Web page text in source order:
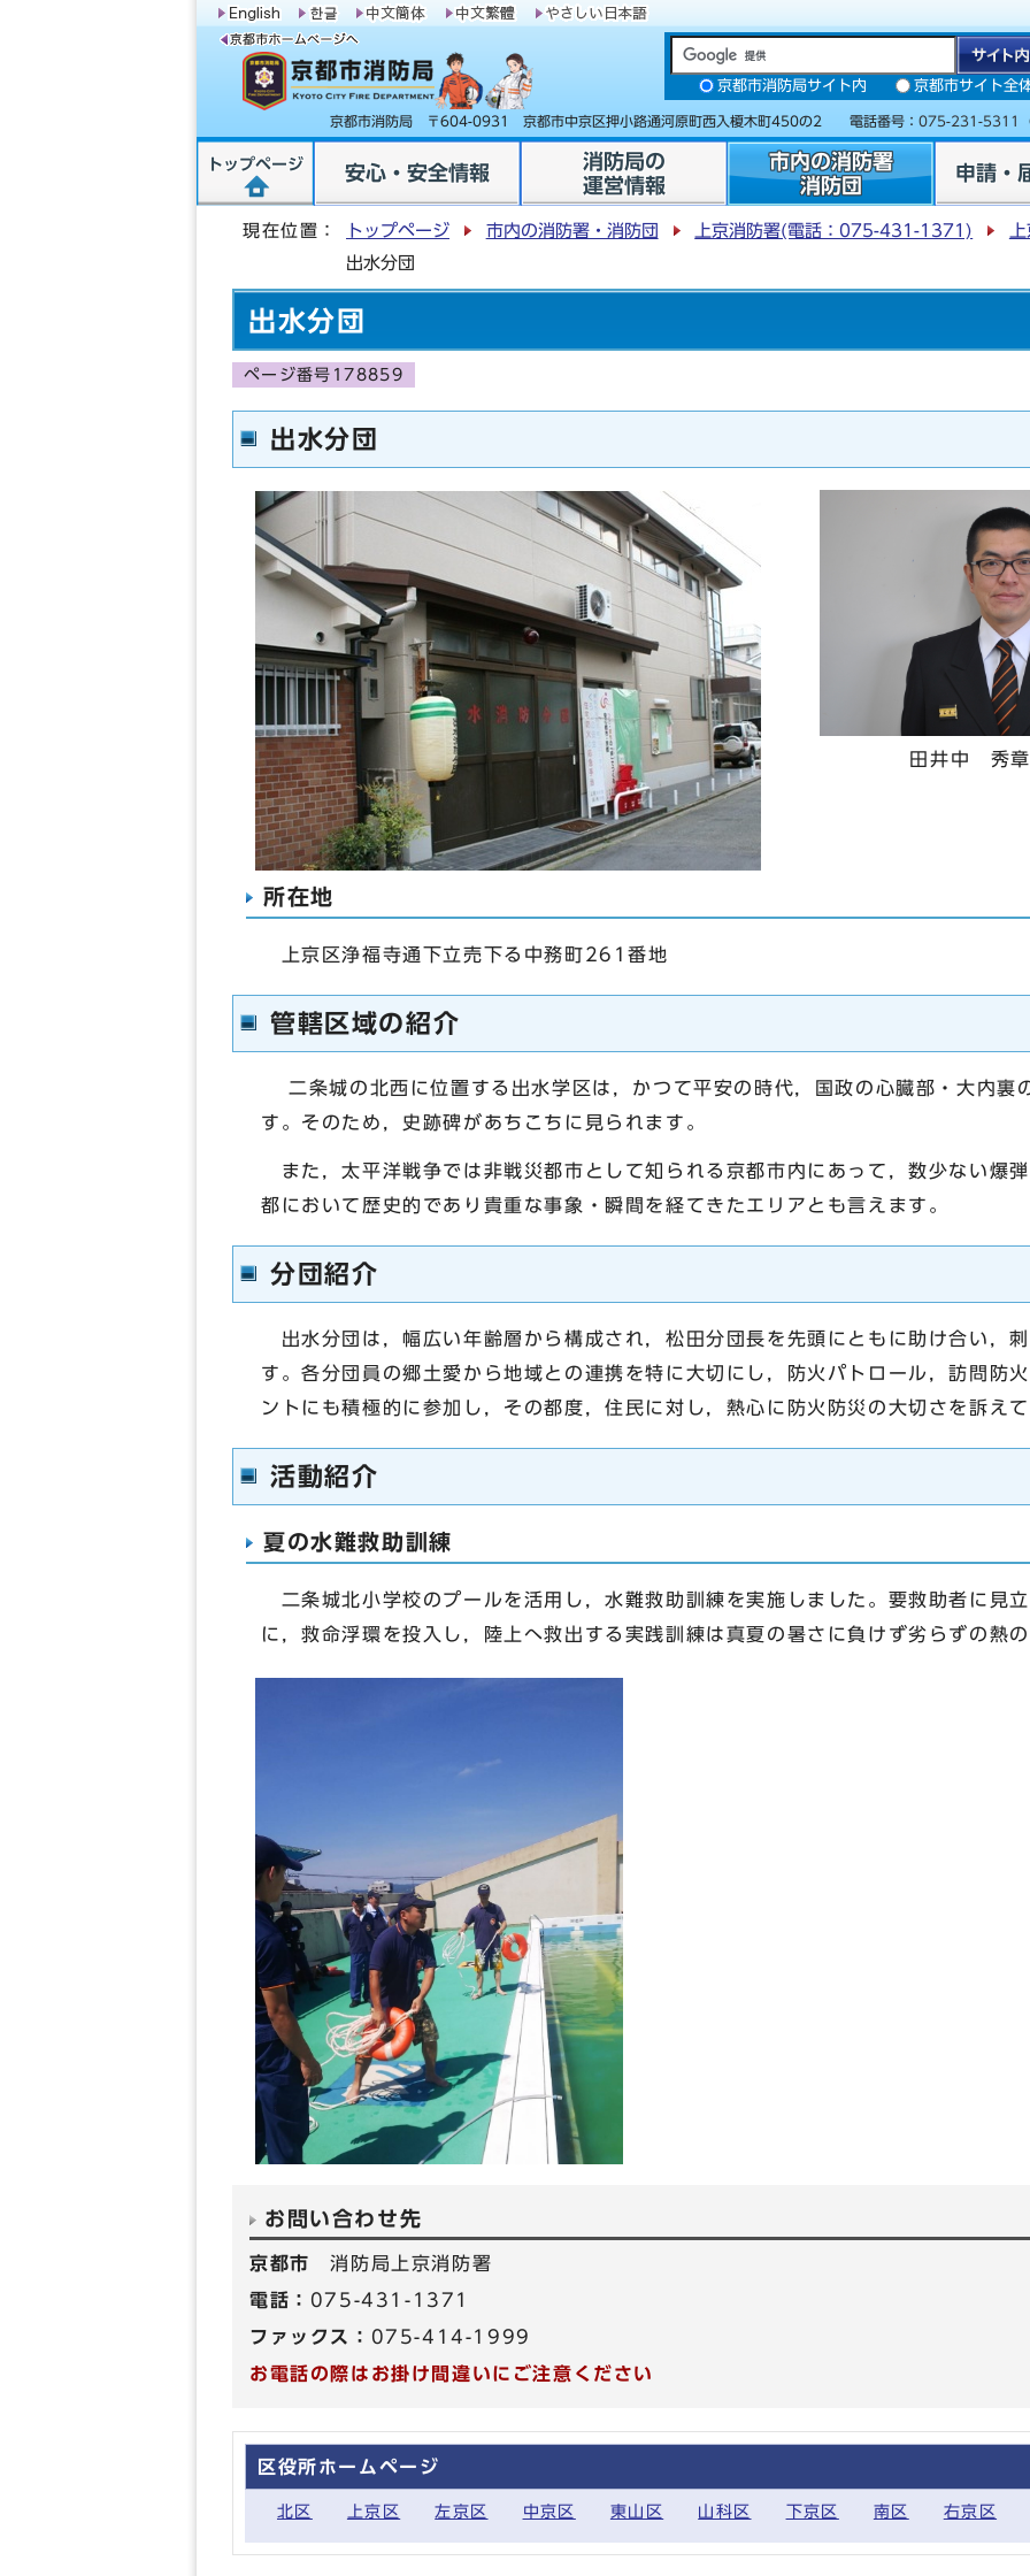
京都市消防局サイト内 京都市サイト全
京都市消防局 〒604-0931 京都市中京区押小路通河原町西入榎木町450の2 電話番号： 075-231-5311
トップページ 安心・安全情報
消防局の
運営情報
市内の消防署
消防団
申請・
現在位置： トップページ 市内の消防署・消防団 上京消防署(電話：075-431-1371)
出水分団
出水分団
ページ番号178859
出水分団
田井中 秀章 分
所在地
上京区浄福寺通下立売下る中務町261番地
管轄区域の紹介
二条城の北西に位置する出水学区は，かつて平安の時代，国政の心臓部・大内裏
す。そのため，史跡碑があちこちに見られます。
また，太平洋戦争では非戦災都市として知られる京都市内にあって，数少ない爆
都において歴史的であり貴重な事象・瞬間を経てきたエリアとも言えます。
分団紹介
出水分団は，幅広い年齢層から構成され，松田分団長を先頭にともに助け合い，
す。各分団員の郷土愛から地域との連携を特に大切にし，防火パトロール，訪問防
ントにも積極的に参加し，その都度，住民に対し，熱心に防火防災の大切さを訴え
活動紹介
夏の水難救助訓練
二条城北小学校のプールを活用し，水難救助訓練を実施しました。要救助者に見
に，救命浮環を投入し，陸上へ救出する実践訓練は真夏の暑さに負けず劣らずの熱
お問い合わせ先
京都市消防局上京消防署
電話： 075-431-1371
ファックス： 075-414-1999
お電話の際はお掛け間違いにご注意ください
区役所ホームページ
北区 上京区 左京区 中京区 東山区 山科区 下京区 南区 右京区